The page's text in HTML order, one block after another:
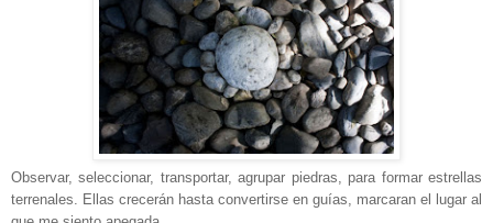
Observar, seleccionar, transportar, agrupar piedras, para formar estrellas
terrenales. Ellas crecerán hasta convertirse en guías, marcaran el lugar al